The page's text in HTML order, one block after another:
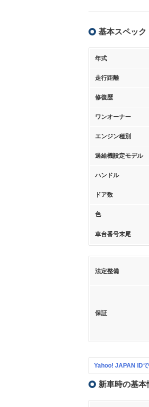
基本スペック
年式
走行距離
修復歴
ワンオーナー
エンジン種別
過給機設定モデル
ハンドル
ドア数
色
車台番号末尾
法定整備
保証
Yahoo! JAPAN ID
新車時の基本